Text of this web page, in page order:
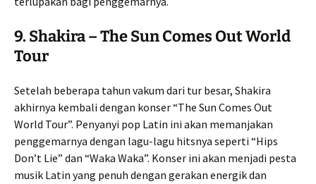
9.Shakira – The Sun Comes Out World
Tour
Setelah beberapa tahun vakum dari tur besar, Shakira
akhirnya kembali dengan konser “The Sun Comes Out
World Tour”. Penyanyi pop Latin ini akan memanjakan
penggemarnya dengan lagu-lagu hitsnya seperti “Hips
Don’t Lie” dan “Waka Waka”. Konser ini akan menjadi pesta
musik Latin yang penuh dengan gerakan energik dan